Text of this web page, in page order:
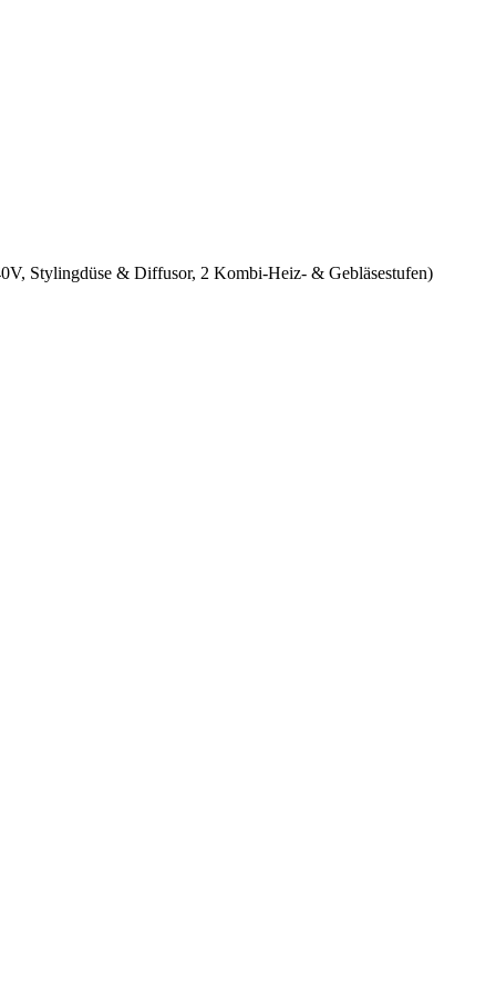
Stylingdüse & Diffusor, 2 Kombi-Heiz- & Gebläsestufen)